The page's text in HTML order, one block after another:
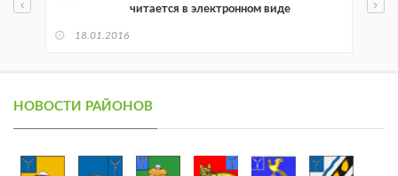
читается в электронном виде
18.01.2016
НОВОСТИ РАЙОНОВ